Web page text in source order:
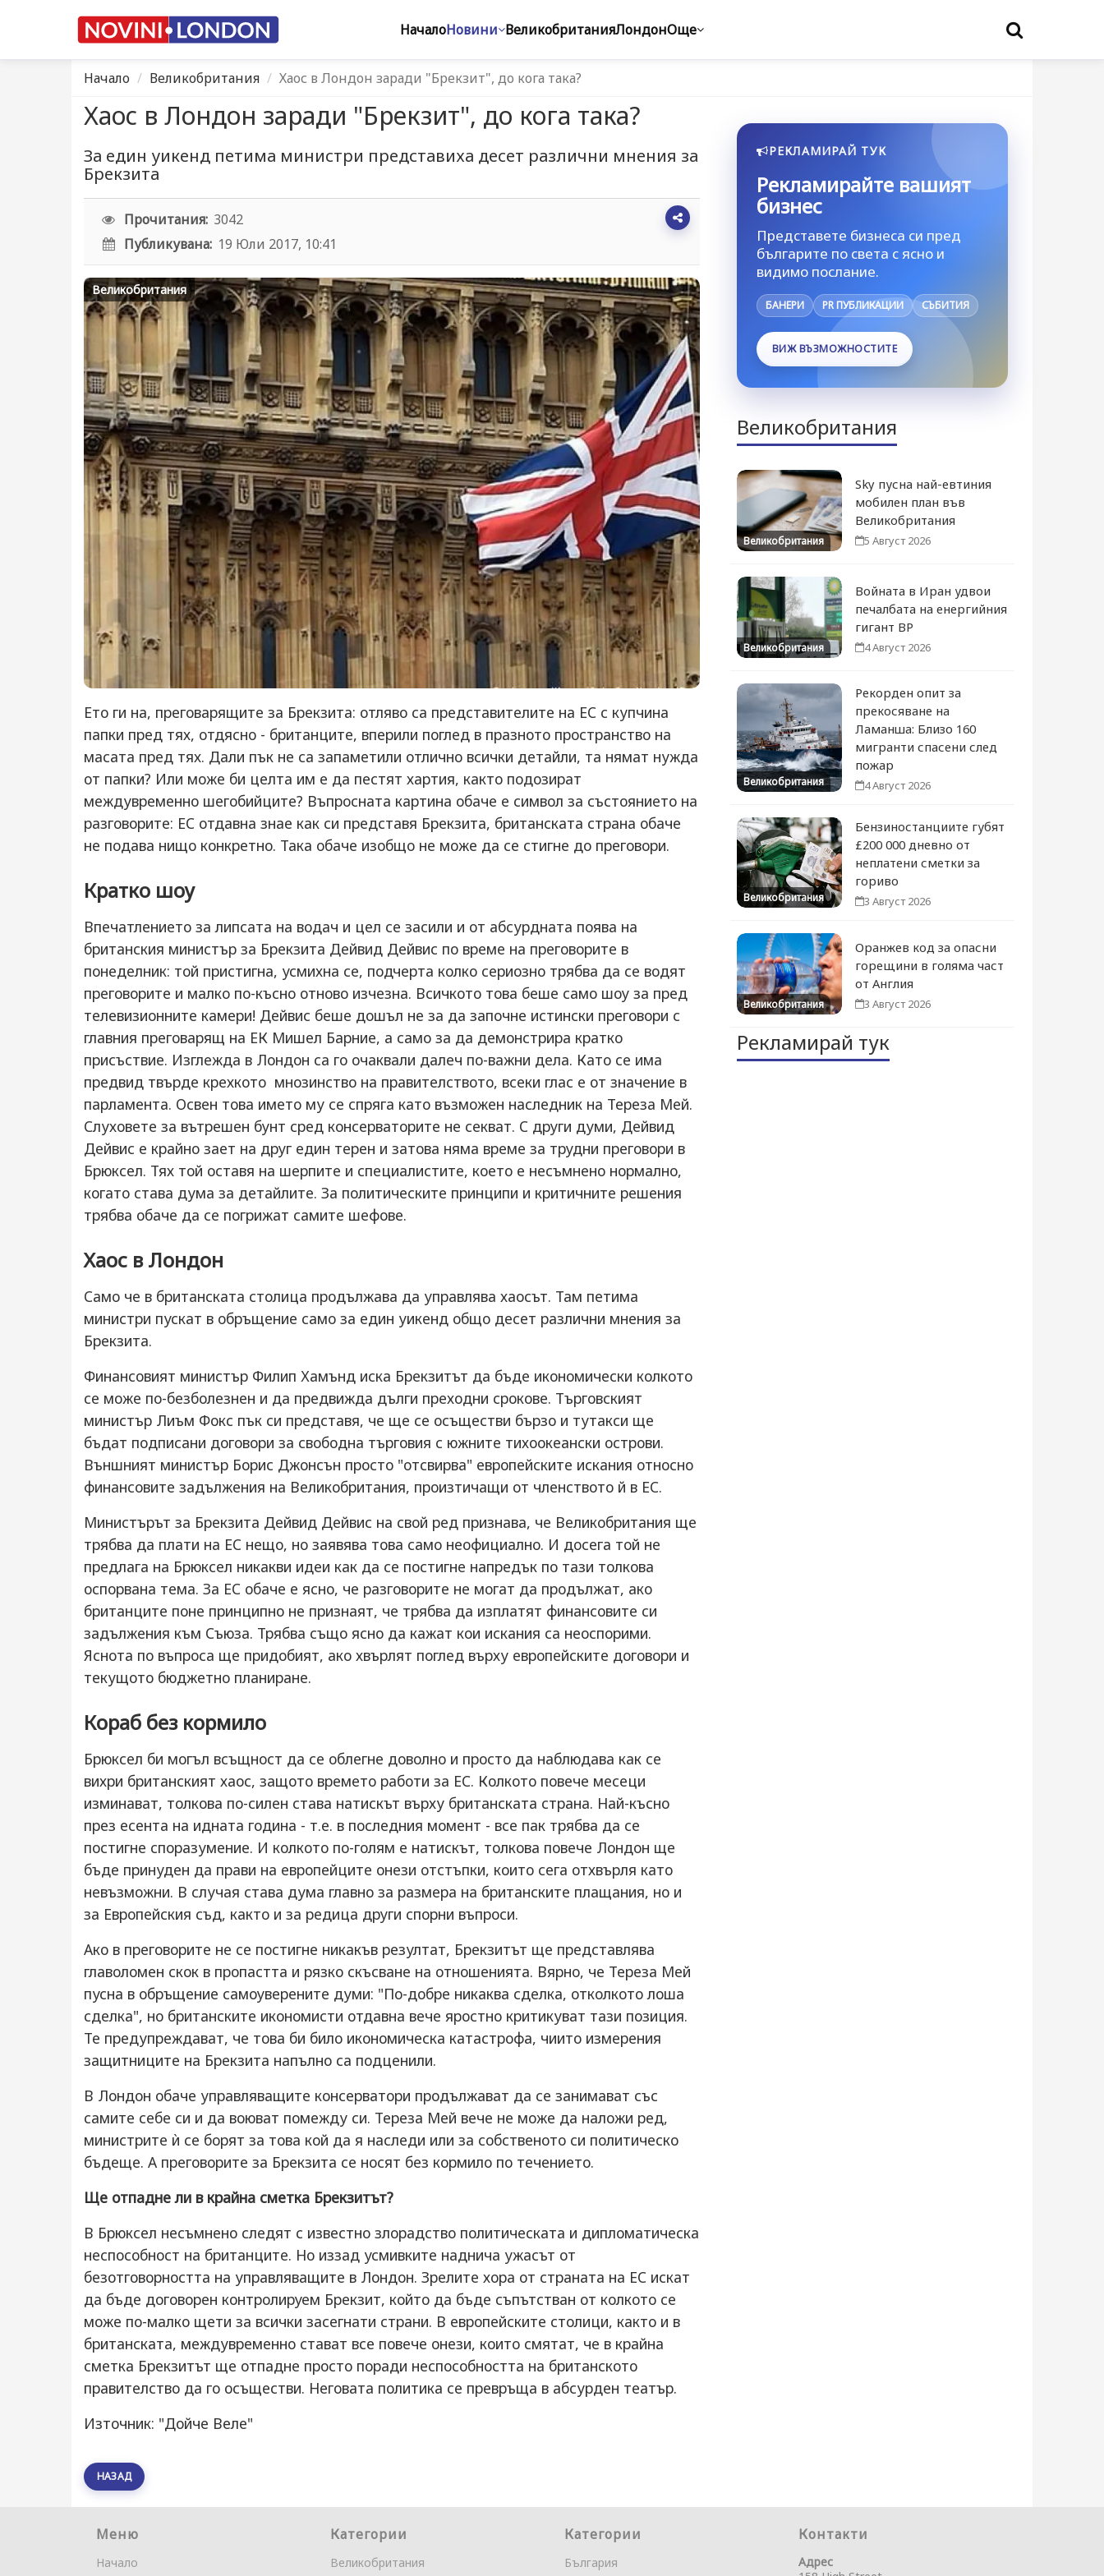
НачалоНовини ВеликобританияЛондонОще
Начало Великобритания Хаос в Лондон заради "Брекзит", до кога така?
Хаос в Лондон заради "Брекзит", до кога така?
За един уикенд петима министри представиха десет различни мнения за
Брекзита
Прочитания: 3042
Публикувана: 19 Юли 2017, 10:41
Великобритания
Ето ги на, преговарящите за Брекзита: отляво са представителите на ЕС с купчина
папки пред тях, отдясно - британците, вперили поглед в празното пространство на
масата пред тях. Дали пък не са запаметили отлично всички детайли, та нямат нужда
от папки? Или може би целта им е да пестят хартия, както подозират
междувременно шегобийците? Въпросната картина обаче е символ за състоянието на
разговорите: ЕС отдавна знае как си представя Брекзита, британската страна обаче
не подава нищо конкретно. Така обаче изобщо не може да се стигне до преговори.
Кратко шоу
Впечатлението за липсата на водач и цел се засили и от абсурдната поява на
британския министър за Брекзита Дейвид Дейвис по време на преговорите в
понеделник: той пристигна, усмихна се, подчерта колко сериозно трябва да се водят
преговорите и малко по-късно отново изчезна. Всичкото това беше само шоу за пред
телевизионните камери! Дейвис беше дошъл не за да започне истински преговори с
главния преговарящ на ЕК Мишел Барние, а само за да демонстрира кратко
присъствие. Изглежда в Лондон са го очаквали далеч по-важни дела. Като се има
предвид твърде крехкото мнозинство на правителството, всеки глас е от значение в
парламента. Освен това името му се спряга като възможен наследник на Тереза Мей.
Слуховете за вътрешен бунт сред консерваторите не секват. С други думи, Дейвид
Дейвис е крайно зает на друг един терен и затова няма време за трудни преговори в
Брюксел. Тях той оставя на шерпите и специалистите, което е несъмнено нормално,
когато става дума за детайлите. За политическите принципи и критичните решения
трябва обаче да се погрижат самите шефове.
Хаос в Лондон
Само че в британската столица продължава да управлява хаосът. Там петима
министри пускат в обръщение само за един уикенд общо десет различни мнения за
Брекзита.
Финансовият министър Филип Хамънд иска Брекзитът да бъде икономически колкото
се може по-безболезнен и да предвижда дълги преходни срокове. Търговският
министър Лиъм Фокс пък си представя, че ще се осъществи бързо и тутакси ще
бъдат подписани договори за свободна търговия с южните тихоокеански острови.
Външният министър Борис Джонсън просто "отсвирва" европейските искания относно
финансовите задължения на Великобритания, произтичащи от членството й в ЕС.
Министърът за Брекзита Дейвид Дейвис на свой ред признава, че Великобритания ще
трябва да плати на ЕС нещо, но заявява това само неофициално. И досега той не
предлага на Брюксел никакви идеи как да се постигне напредък по тази толкова
оспорвана тема. За ЕС обаче е ясно, че разговорите не могат да продължат, ако
британците поне принципно не признаят, че трябва да изплатят финансовите си
задължения към Съюза. Трябва също ясно да кажат кои искания са неоспорими.
Яснота по въпроса ще придобият, ако хвърлят поглед върху европейските договори и
текущото бюджетно планиране.
Кораб без кормило
Брюксел би могъл всъщност да се облегне доволно и просто да наблюдава как се
вихри британският хаос, защото времето работи за ЕС. Колкото повече месеци
изминават, толкова по-силен става натискът върху британската страна. Най-късно
през есента на идната година - т.е. в последния момент - все пак трябва да се
постигне споразумение. И колкото по-голям е натискът, толкова повече Лондон ще
бъде принуден да прави на европейците онези отстъпки, които сега отхвърля като
невъзможни. В случая става дума главно за размера на британските плащания, но и
за Европейския съд, както и за редица други спорни въпроси.
Ако в преговорите не се постигне никакъв резултат, Брекзитът ще представлява
главоломен скок в пропастта и рязко скъсване на отношенията. Вярно, че Тереза Мей
пусна в обръщение самоуверените думи: "По-добре никаква сделка, отколкото лоша
сделка", но британските икономисти отдавна вече яростно критикуват тази позиция.
Те предупреждават, че това би било икономическа катастрофа, чиито измерения
защитниците на Брекзита напълно са подценили.
В Лондон обаче управляващите консерватори продължават да се занимават със
самите себе си и да воюват помежду си. Тереза Мей вече не може да наложи ред,
министрите ѝ се борят за това кой да я наследи или за собственото си политическо
бъдеще. А преговорите за Брекзита се носят без кормило по течението.
Ще отпадне ли в крайна сметка Брекзитът?
В Брюксел несъмнено следят с известно злорадство политическата и дипломатическа
неспособност на британците. Но иззад усмивките наднича ужасът от
безотговорността на управляващите в Лондон. Зрелите хора от страната на ЕС искат
да бъде договорен контролируем Брекзит, който да бъде съпътстван от колкото се
може по-малко щети за всички засегнати страни. В европейските столици, както и в
британската, междувременно стават все повече онези, които смятат, че в крайна
сметка Брекзитът ще отпадне просто поради неспособността на британското
правителство да го осъществи. Неговата политика се превръща в абсурден театър.
Източник: "Дойче Веле"
НАЗАД
РЕКЛАМИРАЙ ТУК
Рекламирайте вашият
бизнес
Представете бизнеса си пред
българите по света с ясно и
видимо послание.
БАНЕРИ PR ПУБЛИКАЦИИ СЪБИТИЯ
ВИЖ ВЪЗМОЖНОСТИТЕ
Великобритания
Великобритания
Sky пусна най-евтиния
мобилен план във
Великобритания
5 Август 2026
Великобритания
Войната в Иран удвои
печалбата на енергийния
гигант BP
4 Август 2026
Великобритания
Рекорден опит за
прекосяване на
Ламанша: Близо 160
мигранти спасени след
пожар
4 Август 2026
Великобритания
Бензиностанциите губят
£200 000 дневно от
неплатени сметки за
гориво
3 Август 2026
Великобритания
Оранжев код за опасни
горещини в голяма част
от Англия
3 Август 2026
Рекламирай тук
Меню
Начало
Категории
Великобритания
Категории
България
Контакти
Адрес